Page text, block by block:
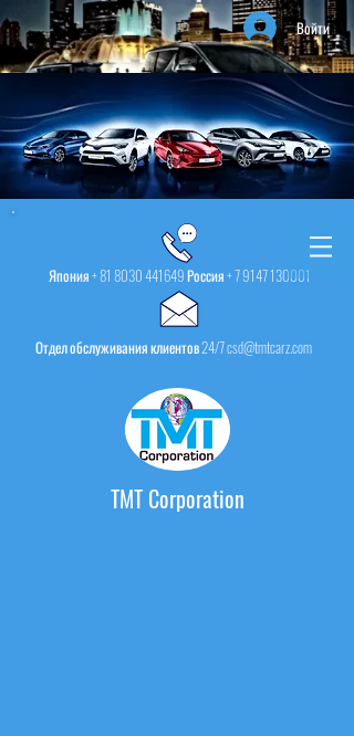
Войти
Япония +81 8030 441649Россия +7 9147 130001
Отдел обслуживания клиентов 24/7 csd@tmtcarz.com
TMT Corporation